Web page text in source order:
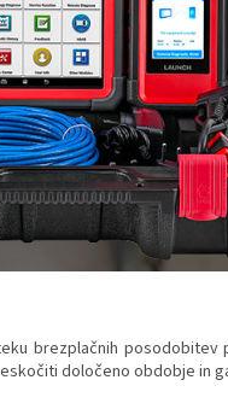
brezplačnih posodobitev
določeno obdobje in